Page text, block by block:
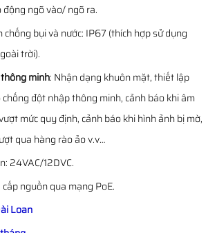
ngõ vào/ ngõ ra.
bụi và nước: IP67 (thích hợp sử dụng
trời).
minh: Nhận dạng khuôn mặt, thiết lập
đột nhập thông minh, cảnh báo khi âm
mức quy định, cảnh báo khi hình ảnh bị mờ,
qua hàng rào ảo v.v…
12DVC.
nguồn qua mạng PoE.
Loan